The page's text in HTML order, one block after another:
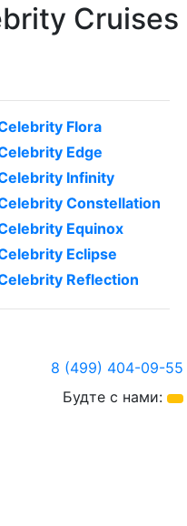
Cruises
Flora
Edge
Infinity
Constellation
Equinox
Eclipse
Reflection
8 (499) 404-09-55
Будте с нами: